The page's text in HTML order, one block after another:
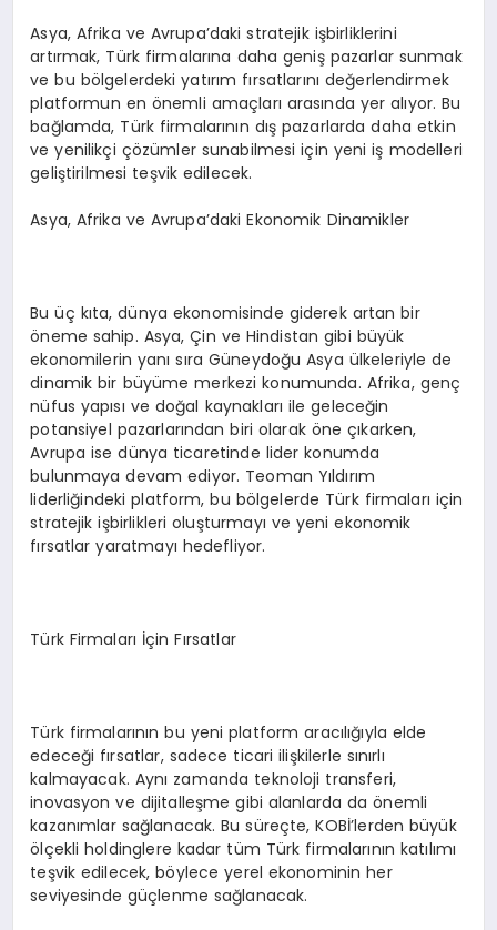
Asya, Afrika ve Avrupa’daki stratejik işbirliklerini
artırmak, Türk firmalarına daha geniş pazarlar sunmak
ve bu bölgelerdeki yatırım fırsatlarını değerlendirmek
platformun en önemli amaçları arasında yer alıyor. Bu
bağlamda, Türk firmalarının dış pazarlarda daha etkin
ve yenilikçi çözümler sunabilmesi için yeni iş modelleri
geliştirilmesi teşvik edilecek.
Asya, Afrika ve Avrupa’daki Ekonomik Dinamikler
Bu üç kıta, dünya ekonomisinde giderek artan bir
öneme sahip. Asya, Çin ve Hindistan gibi büyük
ekonomilerin yanı sıra Güneydoğu Asya ülkeleriyle de
dinamik bir büyüme merkezi konumunda. Afrika, genç
nüfus yapısı ve doğal kaynakları ile geleceğin
potansiyel pazarlarından biri olarak öne çıkarken,
Avrupa ise dünya ticaretinde lider konumda
bulunmaya devam ediyor. Teoman Yıldırım
liderliğindeki platform, bu bölgelerde Türk firmaları için
stratejik işbirlikleri oluşturmayı ve yeni ekonomik
fırsatlar yaratmayı hedefliyor.
Türk Firmaları İçin Fırsatlar
Türk firmalarının bu yeni platform aracılığıyla elde
edeceği fırsatlar, sadece ticari ilişkilerle sınırlı
kalmayacak. Aynı zamanda teknoloji transferi,
inovasyon ve dijitalleşme gibi alanlarda da önemli
kazanımlar sağlanacak. Bu süreçte, KOBİ’lerden büyük
ölçekli holdinglere kadar tüm Türk firmalarının katılımı
teşvik edilecek, böylece yerel ekonominin her
seviyesinde güçlenme sağlanacak.